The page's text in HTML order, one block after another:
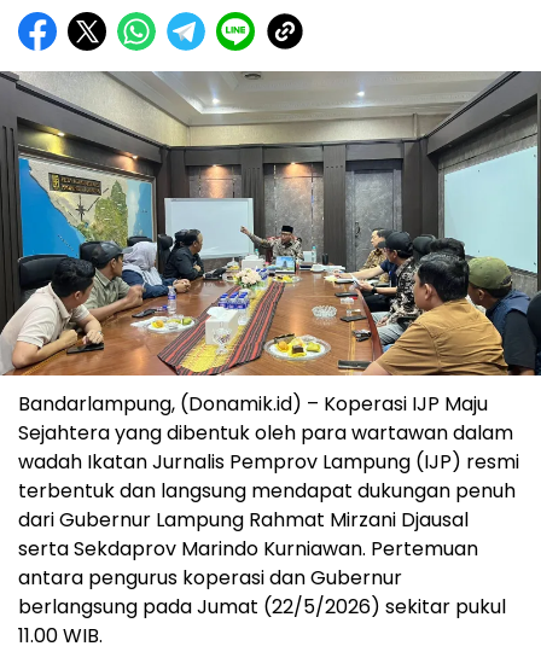
Bandarlampung, (Donamik.id) – Koperasi IJP Maju
Sejahtera yang dibentuk oleh para wartawan dalam
wadah Ikatan Jurnalis Pemprov Lampung (IJP) resmi
terbentuk dan langsung mendapat dukungan penuh
dari Gubernur Lampung Rahmat Mirzani Djausal
serta Sekdaprov Marindo Kurniawan. Pertemuan
antara pengurus koperasi dan Gubernur
berlangsung pada Jumat (22/5/2026) sekitar pukul
11.00 WIB.